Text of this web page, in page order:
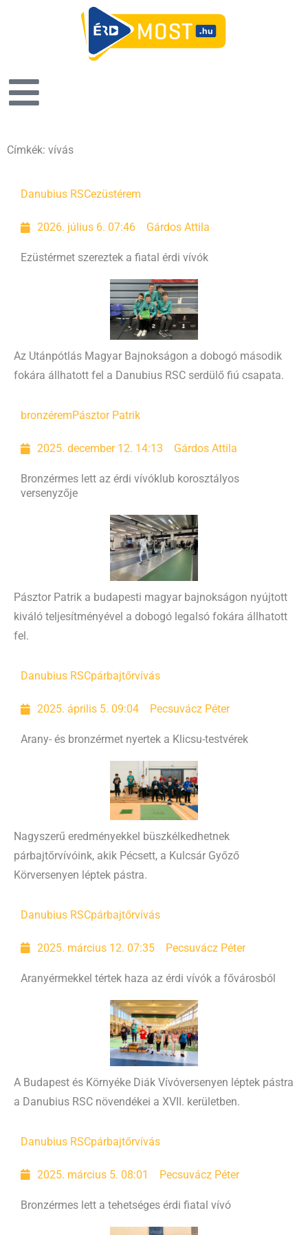
Címkék: vívás
Danubius RSCezüstérem
2026. július 6. 07:46 Gárdos Attila
Ezüstérmet szereztek a fiatal érdi vívók
Az Utánpótlás Magyar Bajnokságon a dobogó második
fokára állhatott fel a Danubius RSC serdülő fiú csapata.
bronzéremPásztor Patrik
2025. december 12. 14:13 Gárdos Attila
Bronzérmes lett az érdi vívóklub korosztályos
versenyzője
Pásztor Patrik a budapesti magyar bajnokságon nyújtott
kiváló teljesítményével a dobogó legalsó fokára állhatott
fel.
Danubius RSCpárbajtőrvívás
2025. április 5. 09:04 Pecsuvácz Péter
Arany- és bronzérmet nyertek a Klicsu-testvérek
Nagyszerű eredményekkel büszkélkedhetnek
párbajtőrvívóink, akik Pécsett, a Kulcsár Győző
Körversenyen léptek pástra.
Danubius RSCpárbajtőrvívás
2025. március 12. 07:35 Pecsuvácz Péter
Aranyérmekkel tértek haza az érdi vívók a fővárosból
A Budapest és Környéke Diák Vívóversenyen léptek pástra
a Danubius RSC növendékei a XVII. kerületben.
Danubius RSCpárbajtőrvívás
2025. március 5. 08:01 Pecsuvácz Péter
Bronzérmes lett a tehetséges érdi fiatal vívó